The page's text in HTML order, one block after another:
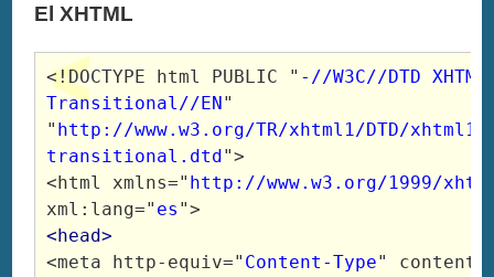
El XHTML
<!DOCTYPE html PUBLIC " -//W3C//DTD
Transitional//EN "
" http://www.w3.org/TR/xhtml1/DTD/xhtml1-
transitional.dtd ">
<html xmlns=" http://www.w3.org/1999/
xml:lang=" es ">
<head>
<meta http-equiv=" Content-Type"